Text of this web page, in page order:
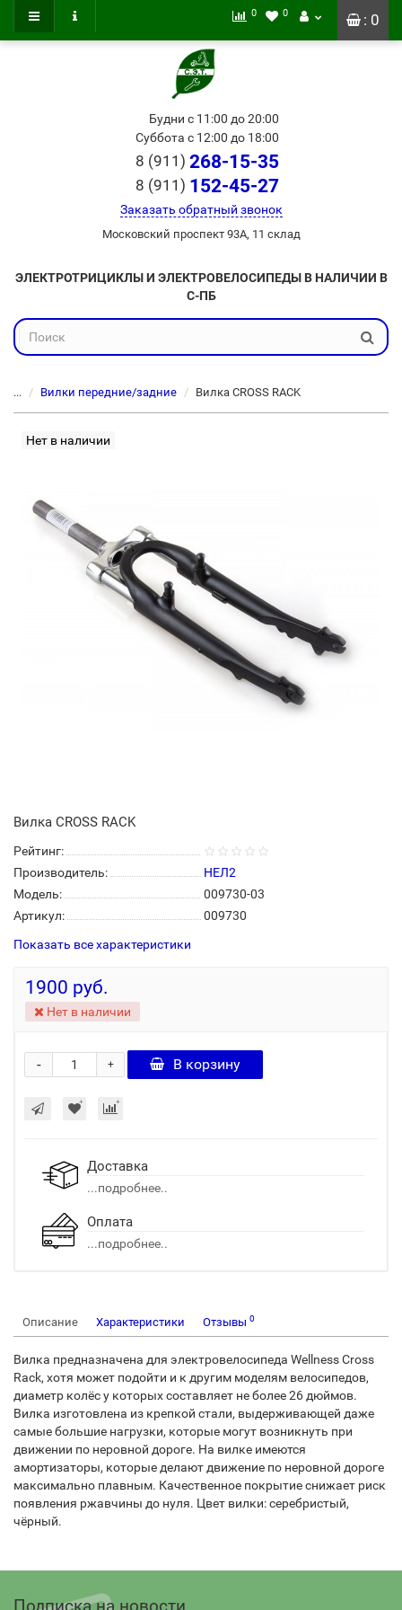
: 0
0 0
Будни с 11:00 до 20:00
Суббота с 12:00 до 18:00
8 (911) 268-15-35
8 (911) 152-45-27
Заказать обратный звонок
Московский проспект 93А, 11 склад
ЭЛЕКТРОТРИЦИКЛЫ И ЭЛЕКТРОВЕЛОСИПЕДЫ В НАЛИЧИИ В
С-ПБ
... Вилки передние/задние Вилка CROSS RACK
Нет в наличии
Вилка CROSS RACK
Рейтинг:
Производитель:
НЕЛ2
Модель:
009730-03
Артикул:
009730
Показать все характеристики
1900 руб.
Нет в наличии
+
- В корзину
Доставка
...подробнее..
Оплата
...подробнее..
Описание Характеристики Отзывы 0
Вилка предназначена для электровелосипеда Wellness Cross
Rack, хотя может подойти и к другим моделям велосипедов,
диаметр колёс у которых составляет не более 26 дюймов.
Вилка изготовлена из крепкой стали, выдерживающей даже
самые большие нагрузки, которые могут возникнуть при
движении по неровной дороге. На вилке имеются
амортизаторы, которые делают движение по неровной дороге
максимально плавным. Качественное покрытие снижает риск
появления ржавчины до нуля. Цвет вилки: серебристый,
чёрный.